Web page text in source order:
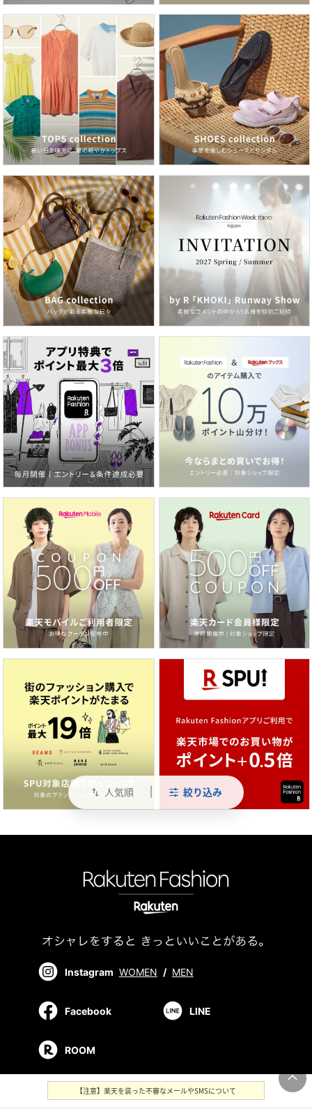
swap_vert 人気順 絞り込み
Instagram WOMEN / MEN
Facebook LINE
ROOM
【注意】楽天を装った不審なメールやSMSについて